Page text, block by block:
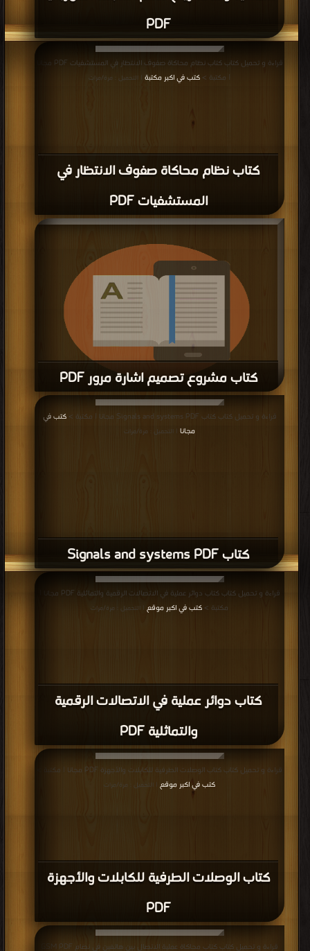
PDF
كتاب نظام محاكاة صفوف الانتظار في
المستشفيات PDF
قراءة و تحميل كتاب كتاب نظام محاكاة صفوف الانتظار في المستشفيات PDF مجانا
| مكتبة > كتب في اكبر مكتبة | التحميل : مرة/مرات
كتاب مشروع تصميم اشارة مرور PDF
قراءة و تحميل كتاب كتاب مشروع تصميم اشارة مرور PDF مجانا | مكتبة >
كتب في
تحميل | التحميل : مرة/مرات
كتاب Signals and systems PDF
قراءة و تحميل كتاب كتاب Signals and systems PDF مجانا | مكتبة >
كتب في
مجانا | التحميل : مرة/مرات
كتاب دوائر عملية في الاتصالات الرقمية
والتماثلية PDF
قراءة و تحميل كتاب كتاب دوائر عملية في الاتصالات الرقمية والتماثلية PDF مجانا |
مكتبة > كتب في اكبر موقع | التحميل : مرة/مرات
كتاب الوصلات الطرفية للكابلات والأجهزة
PDF
قراءة و تحميل كتاب كتاب الوصلات الطرفية للكابلات والأجهزة PDF مجانا | مكتبة >
كتب في اكبر موقع
| التحميل : مرة/مرات
قراءة و تحميل كتاب كتاب محاكاة عملية الاتصال بين هاتفين في نضام GSM PDF